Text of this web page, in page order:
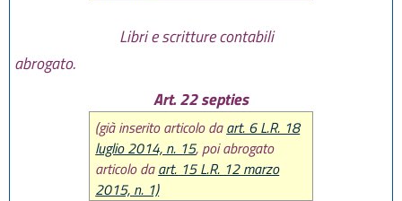
Libri e scritture contabili
abrogato.
Art. 22 septies
(già inserito articolo daart. 6 L.R. 18
luglio 2014, n. 15, poi abrogato
articolo daart. 15 L.R. 12 marzo
2015, n. 1)